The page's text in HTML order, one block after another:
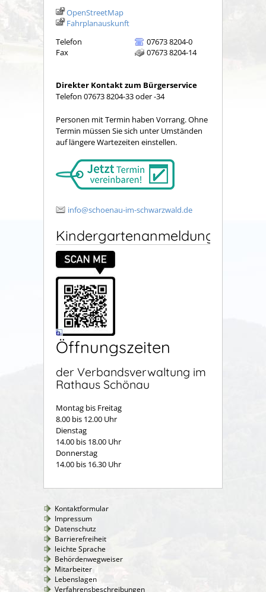
OpenStreetMap
Fahrplanauskunft
Telefon
07673 8204-0
Fax
07673 8204-14
Direkter Kontakt zum Bürgerservice
Telefon 07673 8204-33 oder -34
Personen mit Termin haben Vorrang. Ohne
Termin müssen Sie sich unter Umständen
auf längere Wartezeiten einstellen.
info@schoenau-im-schwarzwald.de
Kindergartenanmeldung
Öffnungszeiten
der Verbandsverwaltung im
Rathaus Schönau
Montag bis Freitag
8.00 bis 12.00 Uhr
Dienstag
14.00 bis 18.00 Uhr
Donnerstag
14.00 bis 16.30 Uhr
Kontaktformular
Impressum
Datenschutz
Barrierefreiheit
leichte Sprache
Behördenwegweiser
Mitarbeiter
Lebenslagen
Verfahrensbeschreibungen